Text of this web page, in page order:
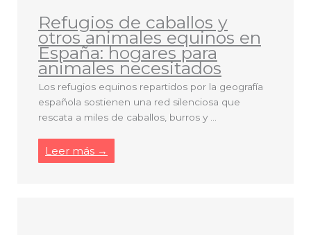
Refugios de caballos y
otros animales equinos en
España: hogares para
animales necesitados
Los refugios equinos repartidos por la geografía
española sostienen una red silenciosa que
rescata a miles de caballos, burros y ...
Leer más →